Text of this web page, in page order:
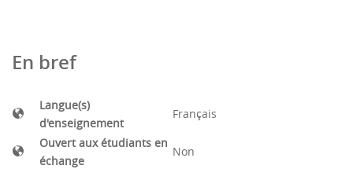
En bref
Langue(s)
d'enseignement
Français
Ouvert aux étudiants en
échange
Non